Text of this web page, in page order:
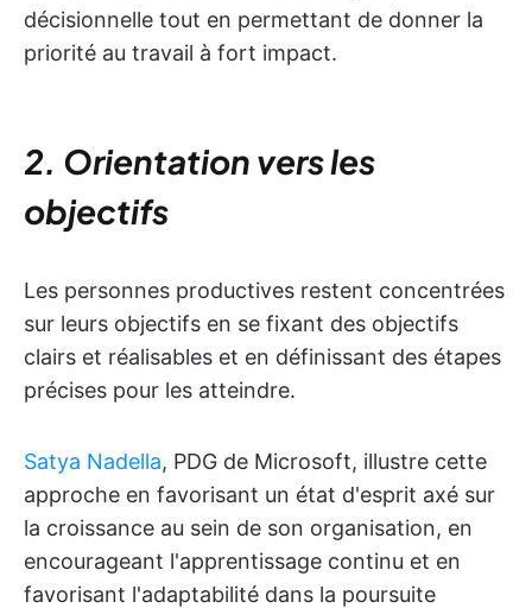
décisionnelle tout en permettant de donner la
priorité au travail à fort impact.
2. Orientation vers les
objectifs
Les personnes productives restent concentrées
sur leurs objectifs en se fixant des objectifs
clairs et réalisables et en définissant des étapes
précises pour les atteindre.
Satya Nadella, PDG de Microsoft, illustre cette
approche en favorisant un état d'esprit axé sur
la croissance au sein de son organisation, en
encourageant l'apprentissage continu et en
favorisant l'adaptabilité dans la poursuite